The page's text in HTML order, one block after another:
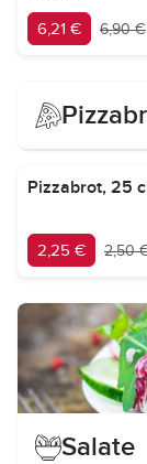
6,21 € 6,90 €
Pizzabrot, 25
2,25 € 2,50
Salate